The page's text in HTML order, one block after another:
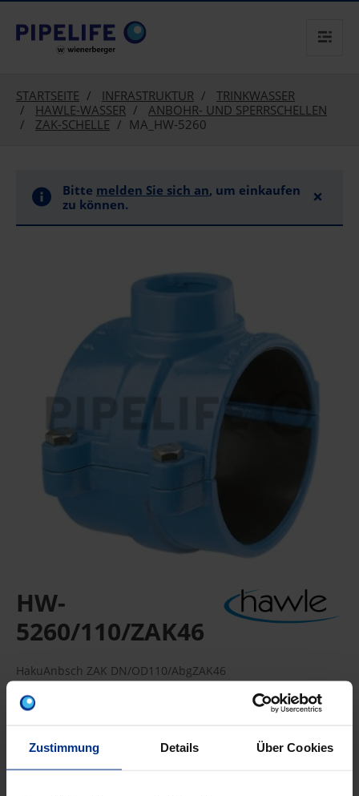
Zustimmung Details Über Cookies
text.skipToContent
text.skipToNavigation
STARTSEITE INFRASTRUKTUR
TRINKWASSER
HAWLE-WASSER
ANBOHR- UND SPERRSCHELLEN
ZAK-SCHELLE
MA_HW-5260
Bitte melden Sie sich an, um einkaufen
zu können.
×
HW-
5260/110/ZAK46
HakuAnbsch ZAK DN/OD110/AbgZAK46
ZAK-HAKU-Anbohrschelle, für PE- und PVC-Rohre
150 Stück = 1 Palette